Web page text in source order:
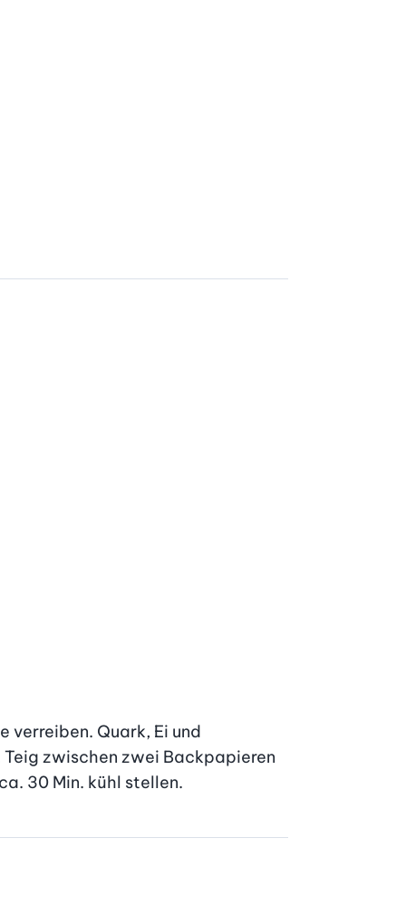
verreiben. Quark, Ei und
zwischen zwei Backpapieren
30 Min. kühl stellen.